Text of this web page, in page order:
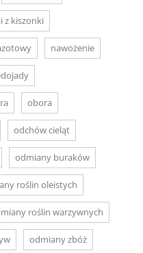
z kiszonki
nawożenie
obora
odchów cieląt
odmiany buraków
roślin oleistych
roślin warzywnych
odmiany zbóż